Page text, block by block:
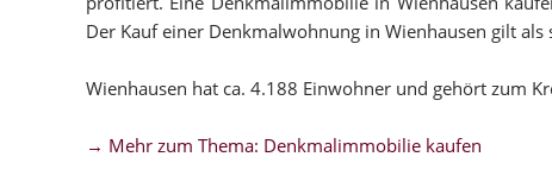
Der Kauf einer Denkmalwohnung in Wienhausen gilt
Wienhausen hat ca. 4.188 Einwohner und gehört zum
→ Mehr zum Thema: Denkmalimmobilie kaufen